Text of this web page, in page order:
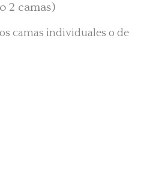
2 camas)
camas individuales o de